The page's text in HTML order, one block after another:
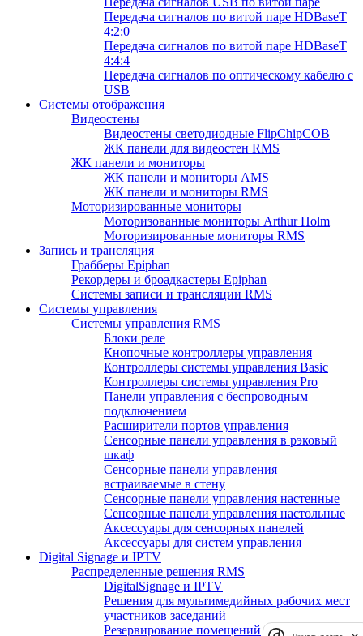
Передача сигналов по витой паре HDBaseT
4:2:0
Передача сигналов по витой паре HDBaseT
4:4:4
Передача сигналов по оптическому кабелю с
USB
Системы отображения
Видеостены
Видеостены светодиодные FlipChipCOB
ЖК панели для видеостен RMS
ЖК панели и мониторы
ЖК панели и мониторы AMS
ЖК панели и мониторы RMS
Моторизированные мониторы
Моторизованные мониторы Arthur Holm
Моторизированные мониторы RMS
Запись и трансляция
Грабберы Epiphan
Рекордеры и броадкастеры Epiphan
Системы записи и трансляции RMS
Системы управления
Системы управления RMS
Блоки реле
Кнопочные контроллеры управления
Контроллеры системы управления Basic
Контроллеры системы управления Pro
Панели управления с беспроводным
подключением
Расширители портов управления
Сенсорные панели управления в рэковый
шкаф
Сенсорные панели управления
встраиваемые в стену
Сенсорные панели управления настенные
Сенсорные панели управления настольные
Аксессуары для сенсорных панелей
Аксессуары для систем управления
Digital Signage и IPTV
Распределенные решения RMS
DigitalSignage и IPTV
Решения для мультимедийных рабочих мест
участников заседаний
Резервирование помещений